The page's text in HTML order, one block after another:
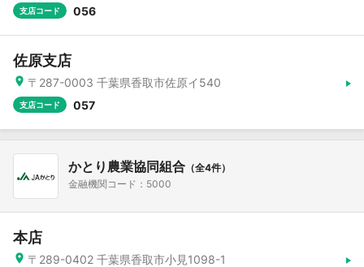
支店コード 056
佐原支店
〒287-0003 千葉県香取市佐原イ540
支店コード 057
かとり農業協同組合 （全4件）
金融機関コード：5000
本店
〒289-0402 千葉県香取市小見1098-1